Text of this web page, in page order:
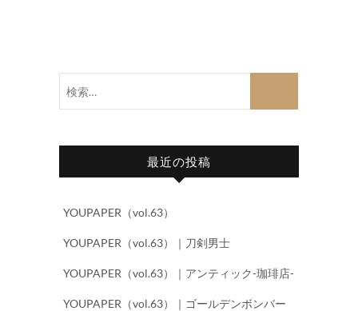
最近の投稿
YOUPAPER（vol.63）
YOUPAPER（vol.63）｜刀剣男士
YOUPAPER（vol.63）｜アンティック-珈琲店-
YOUPAPER（vol.63）｜ゴールデンボンバー